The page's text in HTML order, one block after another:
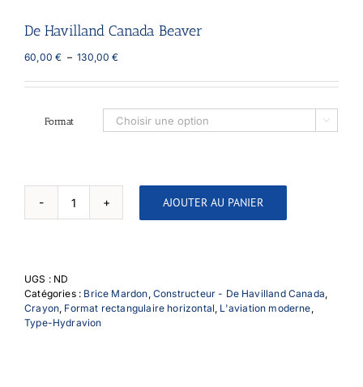
De Havilland Canada Beaver
60,00€ – 130,00€Plage
prix :
à
130,00 €
Format 
quantité
de
AJOUTER AU PANIER
UGS : ND
Catégories : Brice Mardon, Constructeur - De Havilland Canada,
Crayon, Format rectangulaire horizontal, L'aviation moderne,
Type-Hydravion